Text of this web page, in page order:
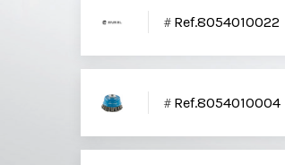
Ref.8054010022
Ref.8054010004